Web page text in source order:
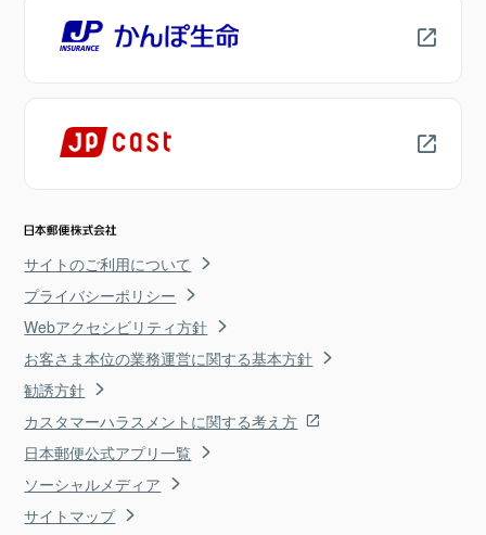
サイトのご利用について
プライバシーポリシー
Webアクセシビリティ方針
お客さま本位の業務運営に関する基本方針
勧誘方針
カスタマーハラスメントに関する考え方
日本郵便公式アプリ一覧
ソーシャルメディア
サイトマップ